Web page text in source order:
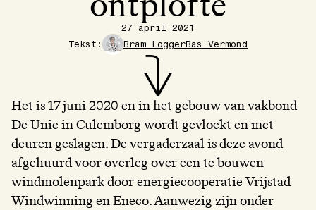
27 april 2021
Tekst:
Bram LoggerBas Vermond
Het is 17 juni 2020 en in het gebouw van vakbond
De Unie in Culemborg wordt gevloekt en met
deuren geslagen. De vergaderzaal is deze avond
afgehuurd voor overleg over een te bouwen
windmolenpark door energiecooperatie Vrijstad
Windwinning en Eneco. Aanwezig zijn onder